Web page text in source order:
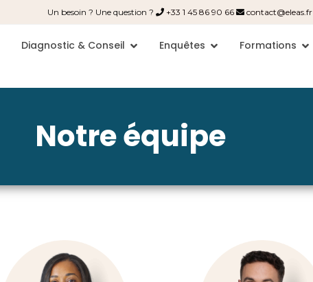
Un besoin ? Une question ? +33 1 45 86 90 66 contact@eleas.fr
Diagnostic & Conseil Enquêtes Formations
Notre équipe